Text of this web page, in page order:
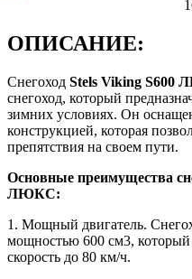
ОПИСАНИЕ:
Снегоход Stels Viking S600
снегоход, который
зимних условиях. Он
конструкцией, которая
препятствия на своем пути.
Основные преимущества
ЛЮКС:
1. Мощный двигатель.
мощностью 600 см3, который
скорость до 80 км/ч.